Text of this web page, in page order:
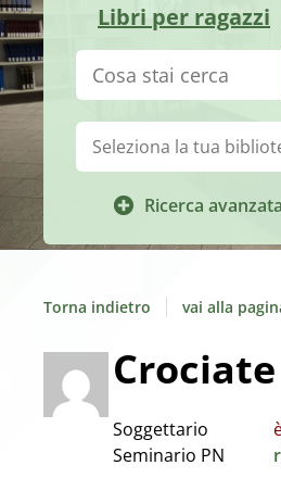
Libri per ragazzi
Cerca su "Catalogo"
Ricerca
Biblioteca:
Torna indietro vai alla
Crociate
Soggettario
Seminario PN